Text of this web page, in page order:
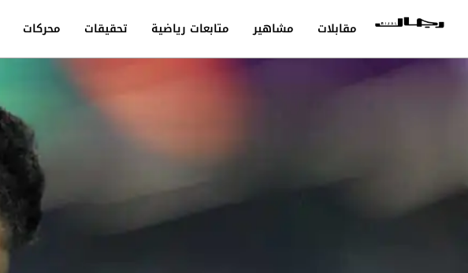
محركات تحقيقات متابعات رياضية مشاهير مقابلات